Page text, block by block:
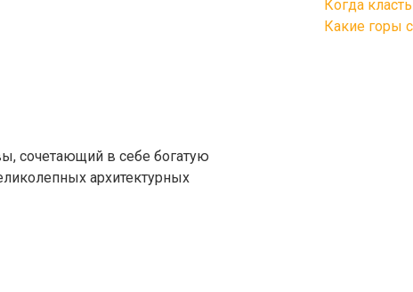
сочетающий в себе богатую
архитектурных
Когда
Какие горы